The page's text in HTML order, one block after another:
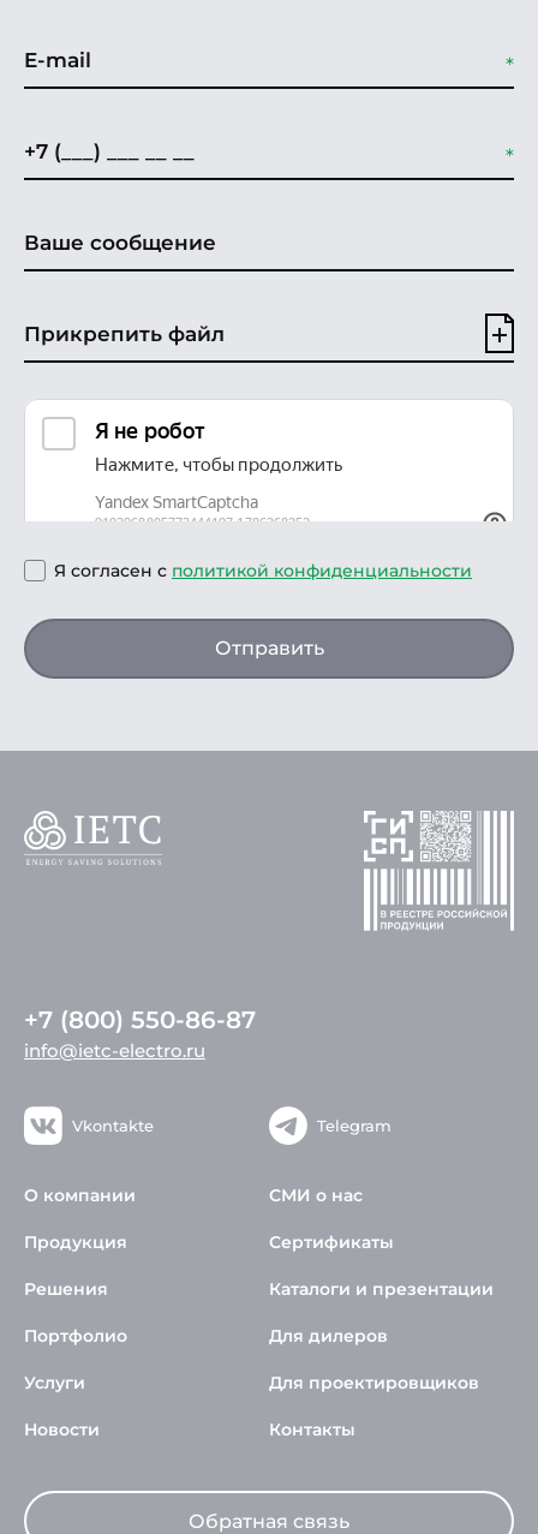
Прикрепить файл
Я согласен с политикой конфиденциальности
Отправить
+7 (800) 550-86-87
info@ietc-electro.ru
Vkontakte Telegram
О компании
Продукция
Решения
Портфолио
Услуги
Новости
СМИ о нас
Сертификаты
Каталоги и презентации
Для дилеров
Для проектировщиков
Контакты
Обратная связь